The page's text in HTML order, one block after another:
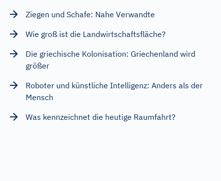
Ziegen und Schafe: Nahe Verwandte
Wie groß ist die Landwirtschaftsfläche?
Die griechische Kolonisation: Griechenland wird
größer
Roboter und künstliche Intelligenz: Anders als der
Mensch
Was kennzeichnet die heutige Raumfahrt?